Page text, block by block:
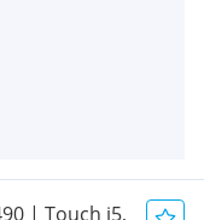
| Touch i5,